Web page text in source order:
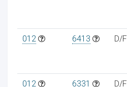
012 6413 D/F
012 6331 D/F